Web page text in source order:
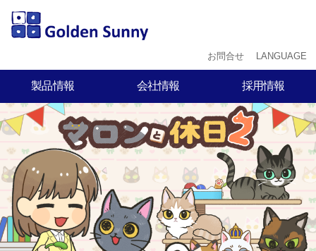
お問合せ LANGUAGE
製品情報
マロンと休日2
ブラックホールUFO - ロ
ドリゲスクライシス
3-Pointer Minami
マロンと休日
Water Sort
- RODRIGUEZ LAB
LINEスタンプ
会社情報
企業理念
会社概要
会社沿革
採用情報
採用の流れ
募集要項
スタッフ
インタビュー